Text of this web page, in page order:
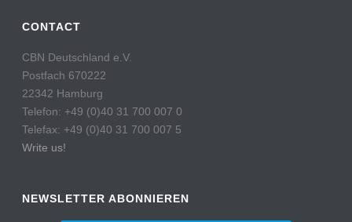
CONTACT
CBN Deutschland e.V.
Postfach 670222
22342 Hamburg
Telefon: +49 (0)40 31 700 007 0
Telefax: +49 (0)40 31 700 007 5
Write us!
NEWSLETTER ABONNIEREN